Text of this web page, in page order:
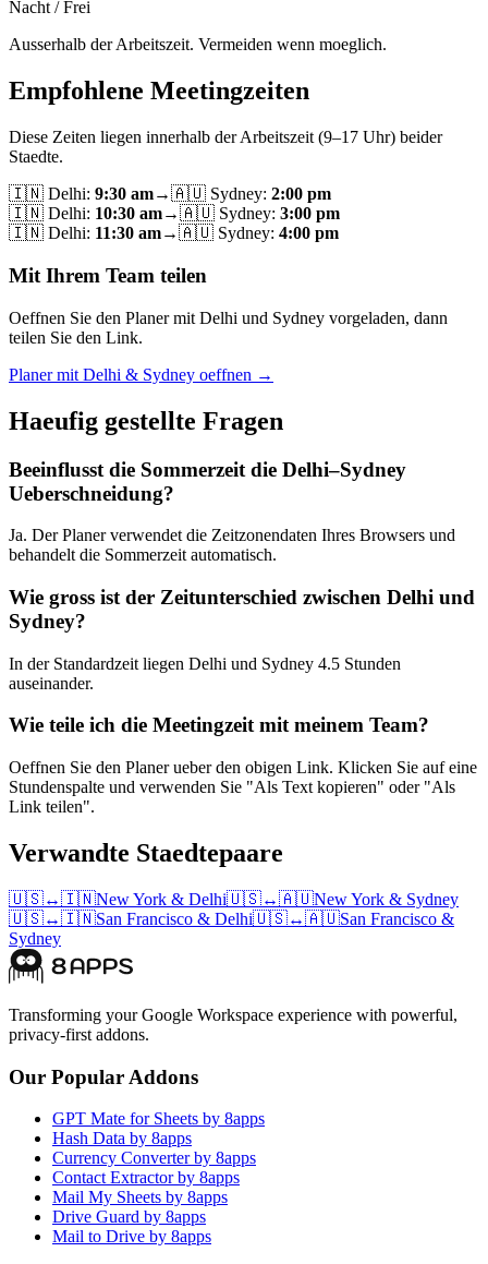
Nacht / Frei
Ausserhalb der Arbeitszeit. Vermeiden wenn moeglich.
Empfohlene Meetingzeiten
Diese Zeiten liegen innerhalb der Arbeitszeit (9–17 Uhr) beider
Staedte.
🇮🇳 Delhi: 9:30 am→🇦🇺 Sydney: 2:00 pm
🇮🇳 Delhi: 10:30 am→🇦🇺 Sydney: 3:00 pm
🇮🇳 Delhi: 11:30 am→🇦🇺 Sydney: 4:00 pm
Mit Ihrem Team teilen
Oeffnen Sie den Planer mit Delhi und Sydney vorgeladen, dann
teilen Sie den Link.
Planer mit Delhi & Sydney oeffnen →
Haeufig gestellte Fragen
Beeinflusst die Sommerzeit die Delhi–Sydney
Ueberschneidung?
Ja. Der Planer verwendet die Zeitzonendaten Ihres Browsers und
behandelt die Sommerzeit automatisch.
Wie gross ist der Zeitunterschied zwischen Delhi und
Sydney?
In der Standardzeit liegen Delhi und Sydney 4.5 Stunden
auseinander.
Wie teile ich die Meetingzeit mit meinem Team?
Oeffnen Sie den Planer ueber den obigen Link. Klicken Sie auf eine
Stundenspalte und verwenden Sie "Als Text kopieren" oder "Als
Link teilen".
Verwandte Staedtepaare
🇺🇸↔🇮🇳New York & Delhi🇺🇸↔🇦🇺New York & Sydney
🇺🇸↔🇮🇳San Francisco & Delhi🇺🇸↔🇦🇺San Francisco &
Sydney
Transforming your Google Workspace experience with powerful,
privacy-first addons.
Our Popular Addons
GPT Mate for Sheets by 8apps
Hash Data by 8apps
Currency Converter by 8apps
Contact Extractor by 8apps
Mail My Sheets by 8apps
Drive Guard by 8apps
Mail to Drive by 8apps